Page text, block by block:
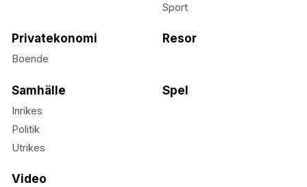
Sport
Privatekonomi
Boende
Resor
Samhälle
Inrikes
Politik
Utrikes
Spel
Video